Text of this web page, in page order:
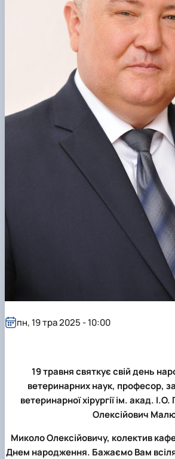
19 травня святкує свій день
ветеринарних наук, професор,
ветеринарної хірургії ім. акад.
Олексійович
Миколо Олексійовичу, колектив
Днем народження. Бажаємо Вам
пн, 19 тра 2025 - 10:00